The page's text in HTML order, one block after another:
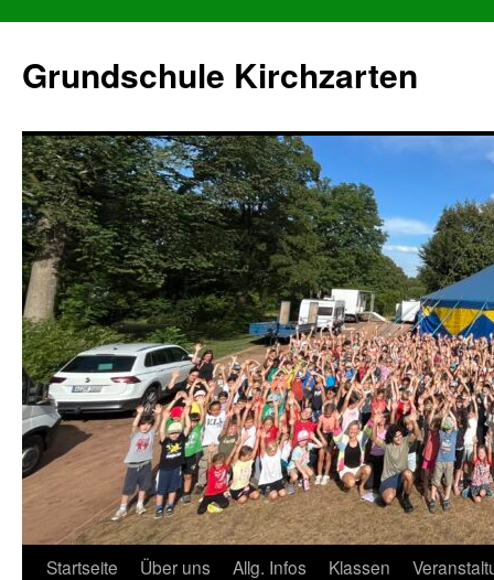
Grundschule Kirchzarten
Zum
Startseite Über uns Allg. Infos Klassen